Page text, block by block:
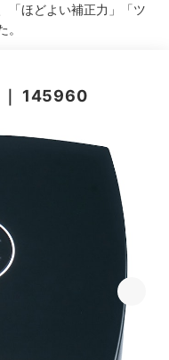
「ほどよい補正力」「ツ
｜ 145960